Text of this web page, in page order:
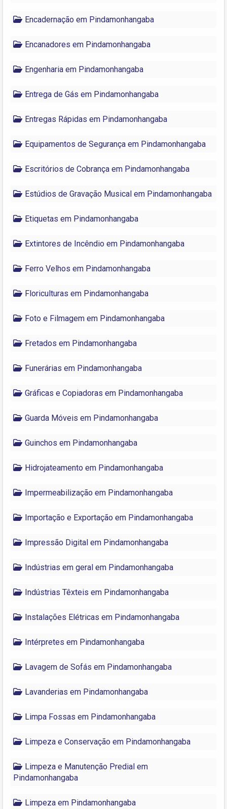
Encadernação em Pindamonhangaba
Encanadores em Pindamonhangaba
Engenharia em Pindamonhangaba
Entrega de Gás em Pindamonhangaba
Entregas Rápidas em Pindamonhangaba
Equipamentos de Segurança em Pindamonhangaba
Escritórios de Cobrança em Pindamonhangaba
Estúdios de Gravação Musical em Pindamonhangaba
Etiquetas em Pindamonhangaba
Extintores de Incêndio em Pindamonhangaba
Ferro Velhos em Pindamonhangaba
Floriculturas em Pindamonhangaba
Foto e Filmagem em Pindamonhangaba
Fretados em Pindamonhangaba
Funerárias em Pindamonhangaba
Gráficas e Copiadoras em Pindamonhangaba
Guarda Móveis em Pindamonhangaba
Guinchos em Pindamonhangaba
Hidrojateamento em Pindamonhangaba
Impermeabilização em Pindamonhangaba
Importação e Exportação em Pindamonhangaba
Impressão Digital em Pindamonhangaba
Indústrias em geral em Pindamonhangaba
Indústrias Têxteis em Pindamonhangaba
Instalações Elétricas em Pindamonhangaba
Intérpretes em Pindamonhangaba
Lavagem de Sofás em Pindamonhangaba
Lavanderias em Pindamonhangaba
Limpa Fossas em Pindamonhangaba
Limpeza e Conservação em Pindamonhangaba
Limpeza e Manutenção Predial em
Pindamonhangaba
Limpeza em Pindamonhangaba